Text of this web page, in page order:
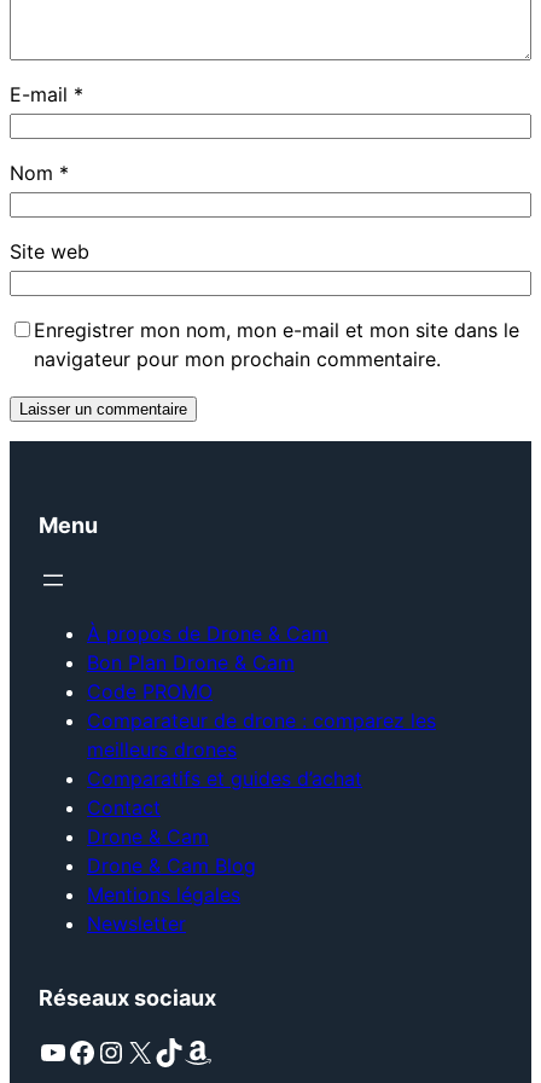
E-mail *
Nom *
Site web
Enregistrer mon nom, mon e-mail et mon site dans le
navigateur pour mon prochain commentaire.
Menu
À propos de Drone & Cam
Bon Plan Drone & Cam
Code PROMO
Comparateur de drone : comparez les
meilleurs drones
Comparatifs et guides d’achat
Contact
Drone & Cam
Drone & Cam Blog
Mentions légales
Newsletter
Réseaux sociaux
YouTube Facebook Instagram X TikTok Amazon